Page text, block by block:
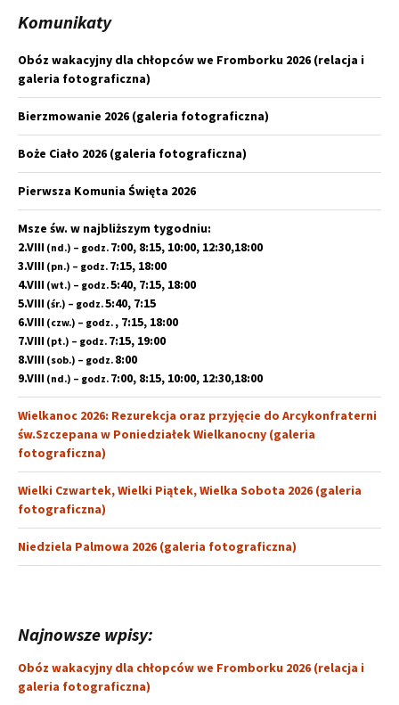
Komunikaty
Obóz wakacyjny dla chłopców we Fromborku 2026 (relacja i
galeria fotograficzna)
Bierzmowanie 2026 (galeria fotograficzna)
Boże Ciało 2026 (galeria fotograficzna)
Pierwsza Komunia Święta 2026
Msze św. w najbliższym tygodniu:
2.VIII (nd.) – godz. 7:00, 8:15, 10:00, 12:30,18:00
3.VIII (pn.) – godz. 7:15, 18:00
4.VIII (wt.) – godz.5:40, 7:15, 18:00
5.VIII (śr.) – godz.5:40, 7:15
6.VIII (czw.) – godz. , 7:15, 18:00
7.VIII (pt.) – godz. 7:15, 19:00
8.VIII (sob.) – godz. 8:00
9.VIII (nd.) – godz. 7:00, 8:15, 10:00, 12:30,18:00
Wielkanoc 2026: Rezurekcja oraz przyjęcie do Arcykonfraterni
św.Szczepana w Poniedziałek Wielkanocny (galeria
fotograficzna)
Wielki Czwartek, Wielki Piątek, Wielka Sobota 2026 (galeria
fotograficzna)
Niedziela Palmowa 2026 (galeria fotograficzna)
Najnowsze wpisy:
Obóz wakacyjny dla chłopców we Fromborku 2026 (relacja i
galeria fotograficzna)